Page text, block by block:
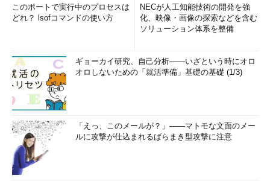
このポートで実行中のプロセスは
どれ？ lsofコマンドの使い方
NECが人工知能技術の開発を強
化、映像・画像の探索などを含む
ソリューション体系を整備
ギョーカイ研究、自己分析――いざという時にオロ
オロしないための「就活準備」基礎の基礎 (1/3)
「えっ、このメールが？」――マトモな文面のメー
ルに攻撃が仕込まれるばらまき型攻撃に注意